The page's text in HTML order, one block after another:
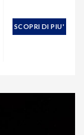
SCOPRI DI PIU'